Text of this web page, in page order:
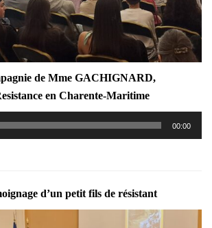
de Mme GACHIGNARD,
en Charente-Maritime
00:00
d’un petit fils de résistant